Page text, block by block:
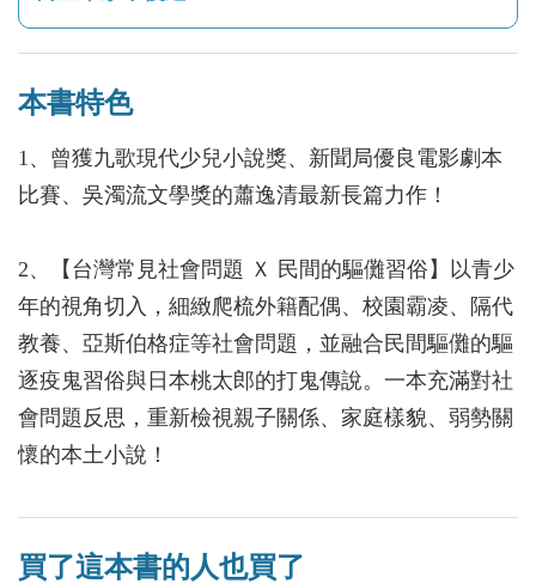
本書特色
1、曾獲九歌現代少兒小說獎、新聞局優良電影劇本
比賽、吳濁流文學獎的蕭逸清最新長篇力作！
2、【台灣常見社會問題 Ｘ 民間的驅儺習俗】以青少
年的視角切入，細緻爬梳外籍配偶、校園霸凌、隔代
教養、亞斯伯格症等社會問題，並融合民間驅儺的驅
逐疫鬼習俗與日本桃太郎的打鬼傳說。一本充滿對社
會問題反思，重新檢視親子關係、家庭樣貌、弱勢關
懷的本土小說！
買了這本書的人也買了